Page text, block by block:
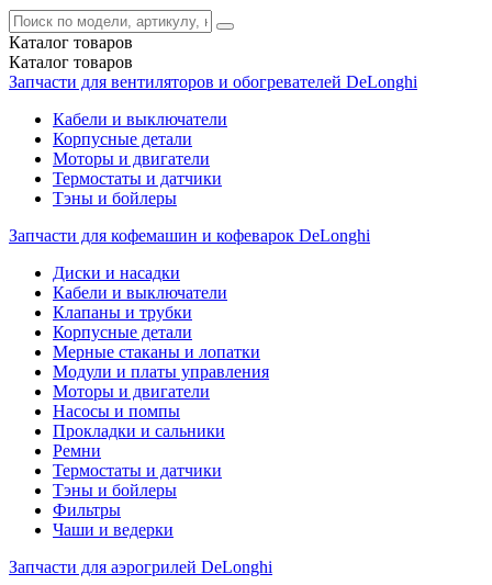
Каталог товаров
Каталог товаров
Запчасти для вентиляторов и обогревателей DeLonghi
Кабели и выключатели
Корпусные детали
Моторы и двигатели
Термостаты и датчики
Тэны и бойлеры
Запчасти для кофемашин и кофеварок DeLonghi
Диски и насадки
Кабели и выключатели
Клапаны и трубки
Корпусные детали
Мерные стаканы и лопатки
Модули и платы управления
Моторы и двигатели
Насосы и помпы
Прокладки и сальники
Ремни
Термостаты и датчики
Тэны и бойлеры
Фильтры
Чаши и ведерки
Запчасти для аэрогрилей DeLonghi